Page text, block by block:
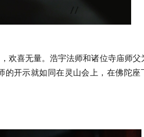
欢喜无量。浩宇法师和诸位寺庙师父
的开示就如同在灵山会上，在佛陀座